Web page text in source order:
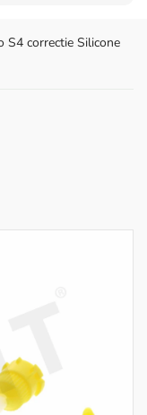
S4 correctie Silicone